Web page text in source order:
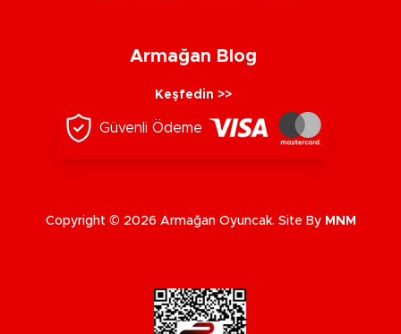
Armağan Blog
Keşfedin >>
Güvenli Ödeme
Copyright © 2026 Armağan Oyuncak. Site By MNM